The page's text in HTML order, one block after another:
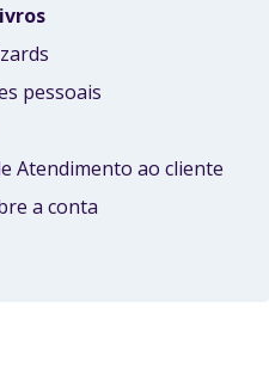
pessoais
Atendimento ao cliente
a conta